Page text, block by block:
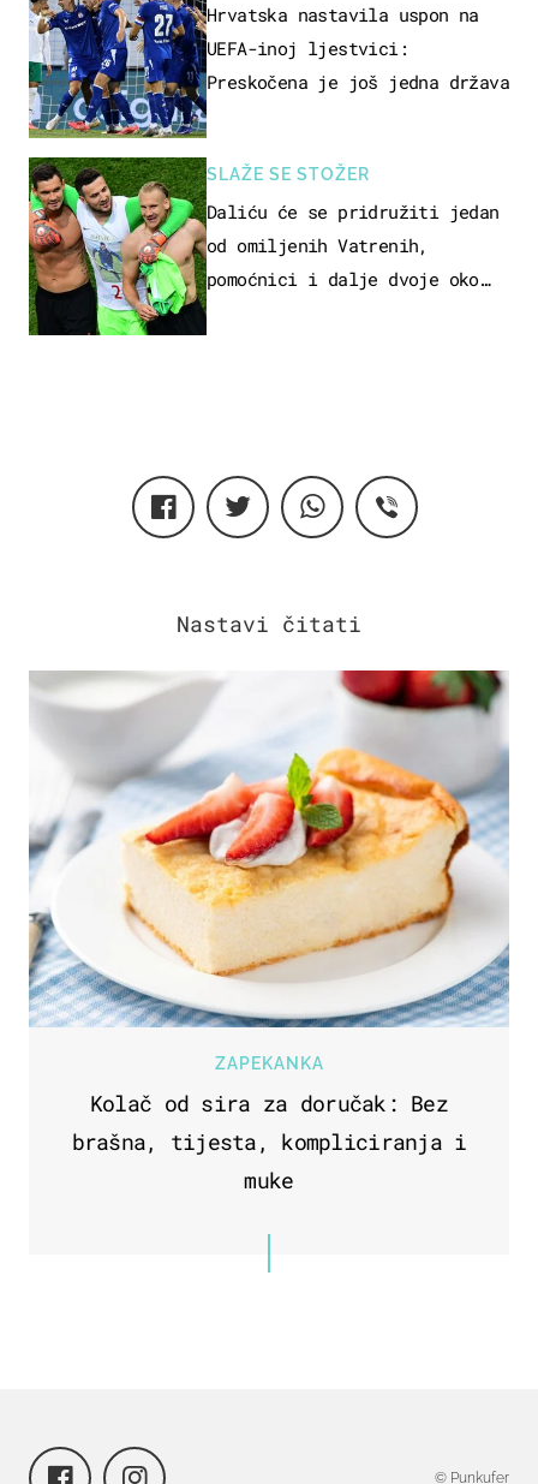
Hrvatska nastavila uspon na
UEFA-inoj ljestvici:
Preskočena je još jedna država
SLAŽE SE STOŽER
Daliću će se pridružiti jedan
od omiljenih Vatrenih,
pomoćnici i dalje dvoje oko
ZAPEKANKA
Kolač od sira za doručak: Bez
brašna, tijesta, kompliciranja i
muke
© Punkufer